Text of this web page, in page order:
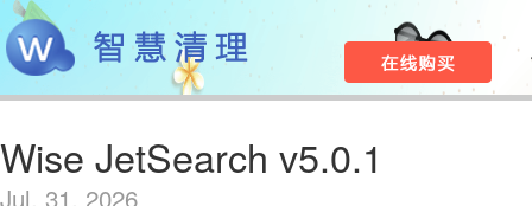
Wise JetSearch v5.0.1
Jul. 31, 2026